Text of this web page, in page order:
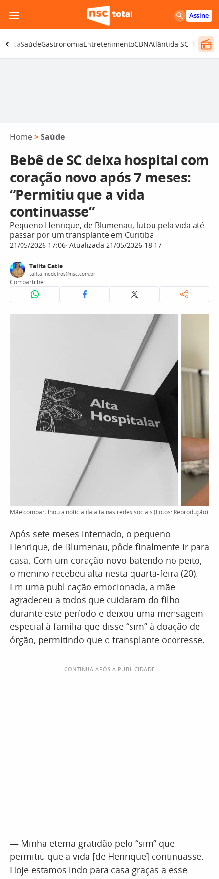
para
o
conteúdo
Assine
SaúdeGastronomiaEntretenimentoCBNAtlântida SC
Home >Saúde
Bebê de SC deixa hospital com
coração novo após 7 meses:
“Permitiu que a vida
continuasse”
Pequeno Henrique, de Blumenau, lutou pela vida até
passar por um transplante em Curitiba
21/05/2026 17:06 Atualizada 21/05/2026 18:17
Talita Catie
talita.medeiros@nsc.com.br
Compartilhe:
Mãe compartilhou a notícia da alta nas redes sociais (Fotos: Reprodução)
Após sete meses internado, o pequeno
Henrique, de Blumenau, pôde finalmente ir para
casa. Com um coração novo batendo no peito,
o menino recebeu alta nesta quarta-feira (20).
Em uma publicação emocionada, a mãe
agradeceu a todos que cuidaram do filho
durante este período e deixou uma mensagem
especial à família que disse “sim” à doação de
órgão, permitindo que o transplante ocorresse.
CONTINUA APÓS A PUBLICIDADE
— Minha eterna gratidão pelo “sim” que
permitiu que a vida [de Henrique] continuasse.
Hoje estamos indo para casa graças a esse